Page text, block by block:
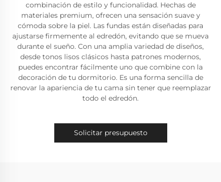
combinación de estilo y funcionalidad. Hechas de
materiales premium, ofrecen una sensación suave y
cómoda sobre la piel. Las fundas están diseñadas para
ajustarse firmemente al edredón, evitando que se mueva
durante el sueño. Con una amplia variedad de diseños,
desde tonos lisos clásicos hasta patrones modernos,
puedes encontrar fácilmente uno que combine con la
decoración de tu dormitorio. Es una forma sencilla de
renovar la apariencia de tu cama sin tener que reemplazar
todo el edredón.
Solicitar presupuesto